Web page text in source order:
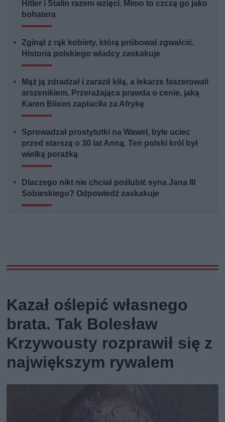
Hitler i Stalin razem wzięci. Mimo to czczą go jako
bohatera
Zginął z rąk kobiety, którą próbował zgwałcić.
Historia polskiego władcy zaskakuje
Mąż ją zdradzał i zaraził kiłą, a lekarze faszerowali
arszenikiem. Przerażająca prawda o cenie, jaką
Karen Blixen zapłaciła za Afrykę
Sprowadzał prostytutki na Wawel, byle uciec
przed starszą o 30 lat Anną. Ten polski król był
wielką porażką
Dlaczego nikt nie chciał poślubić syna Jana III
Sobieskiego? Odpowiedź zaskakuje
Kazał oślepić własnego
brata. Tak Bolesław
Krzywousty rozprawił się z
największym rywalem